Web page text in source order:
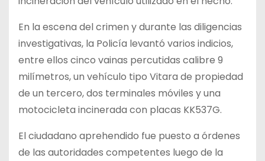
En la escena del crimen y durante las diligencias
investigativas, la Policía levantó varios indicios,
entre ellos cinco vainas percutidas calibre 9
milímetros, un vehículo tipo Vitara de propiedad
de un tercero, dos terminales móviles y una
motocicleta incinerada con placas KK537G.
El ciudadano aprehendido fue puesto a órdenes
de las autoridades competentes luego de la